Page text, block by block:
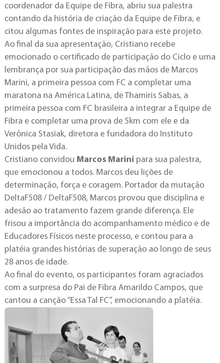
coordenador da Equipe de Fibra, abriu sua palestra
contando da história de criação da Equipe de Fibra, e
citou algumas fontes de inspiração para este projeto.
Ao final da sua apresentação, Cristiano recebe
emocionado o certificado de participação do Ciclo e uma
lembrança por sua participação das mãos de Marcos
Marini, a primeira pessoa com FC a completar uma
maratona na América Latina, de Thamiris Sabas, a
primeira pessoa com FC brasileira a integrar a Equipe de
Fibra e completar uma prova de 5km com ele e da
Verônica Stasiak, diretora e fundadora do Instituto
Unidos pela Vida.
Cristiano convidou Marcos Marini para sua palestra,
que emocionou a todos. Marcos deu lições de
determinação, força e coragem. Portador da mutação
DeltaF508 / DeltaF508, Marcos provou que disciplina e
adesão ao tratamento fazem grande diferença. Ele
frisou a importância do acompanhamento médico e de
Educadores Físicos neste processo, e contou para a
platéia grandes histórias de superação ao longo de seus
28 anos de idade.
Ao final do evento, os participantes foram agraciados
com a surpresa do Pai de Fibra Amarildo Campos, que
cantou a canção “Essa Tal FC”, emocionando a platéia.